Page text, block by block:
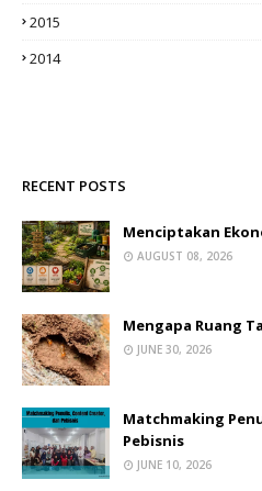
2015
2014
RECENT POSTS
Menciptakan
AUGUST 08, 2026
Mengapa Ruang
JUNE 30, 2026
Matchmaking
Pebisnis
JUNE 10, 2026